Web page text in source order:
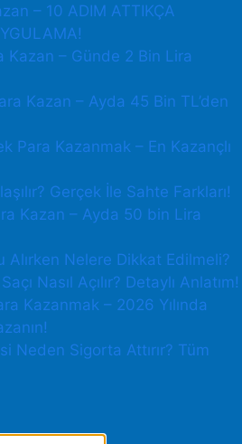
– 10 ADIM ATTIKÇA
Kazan – Günde 2 Bin Lira
Kazan – Ayda 45 Bin TL’den
Para Kazanmak – En Kazançlı
Gerçek İle Sahte Farkları!
Kazan – Ayda 50 bin Lira
Alırken Nelere Dikkat Edilmeli?
Nasıl Açılır? Detaylı Anlatım!
Kazanmak – 2026 Yılında
Neden Sigorta Attırır? Tüm